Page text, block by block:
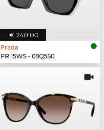
€ 240,00
Prada
PR 15WS - 09Q5S0